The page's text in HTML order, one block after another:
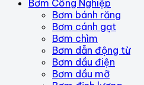
Bơm Công Nghiệp
Bơm bánh răng
Bơm cánh gạt
Bơm chìm
Bơm dẫn động từ
Bơm dầu điện
Bơm dầu mỡ